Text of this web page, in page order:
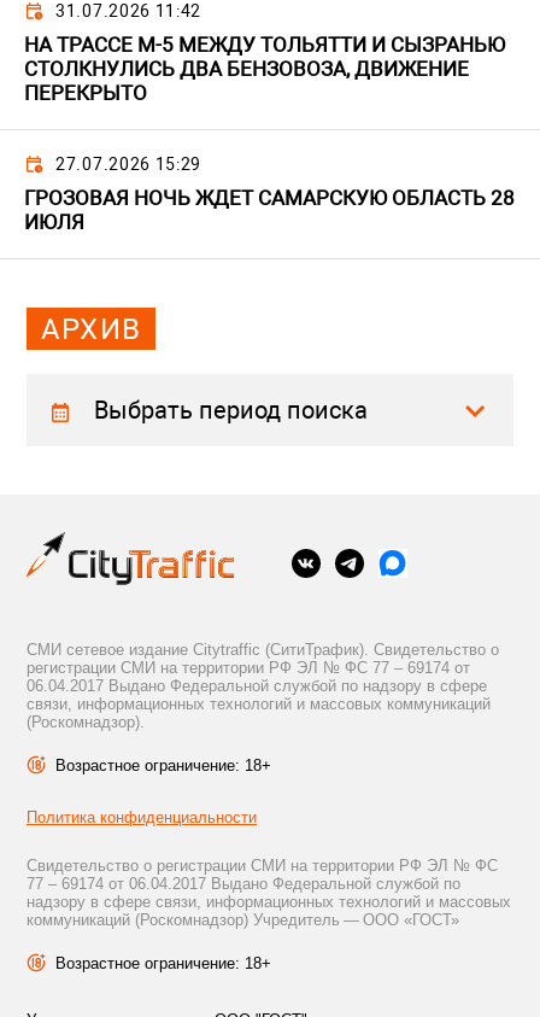
31.07.2026 11:42
НА ТРАССЕ М-5 МЕЖДУ ТОЛЬЯТТИ И СЫЗРАНЬЮ
СТОЛКНУЛИСЬ ДВА БЕНЗОВОЗА, ДВИЖЕНИЕ
ПЕРЕКРЫТО
27.07.2026 15:29
ГРОЗОВАЯ НОЧЬ ЖДЕТ САМАРСКУЮ ОБЛАСТЬ 28
ИЮЛЯ
АРХИВ
Выбрать период поиска
СМИ сетевое издание Citytraffic (СитиТрафик). Свидетельство о
регистрации СМИ на территории РФ ЭЛ № ФС 77 – 69174 от
06.04.2017 Выдано Федеральной службой по надзору в сфере
связи, информационных технологий и массовых коммуникаций
(Роскомнадзор).
Возрастное ограничение: 18+
Политика конфиденциальности
Свидетельство о регистрации СМИ на территории РФ ЭЛ № ФС
77 – 69174 от 06.04.2017 Выдано Федеральной службой по
надзору в сфере связи, информационных технологий и массовых
коммуникаций (Роскомнадзор) Учредитель — ООО «ГОСТ»
Возрастное ограничение: 18+